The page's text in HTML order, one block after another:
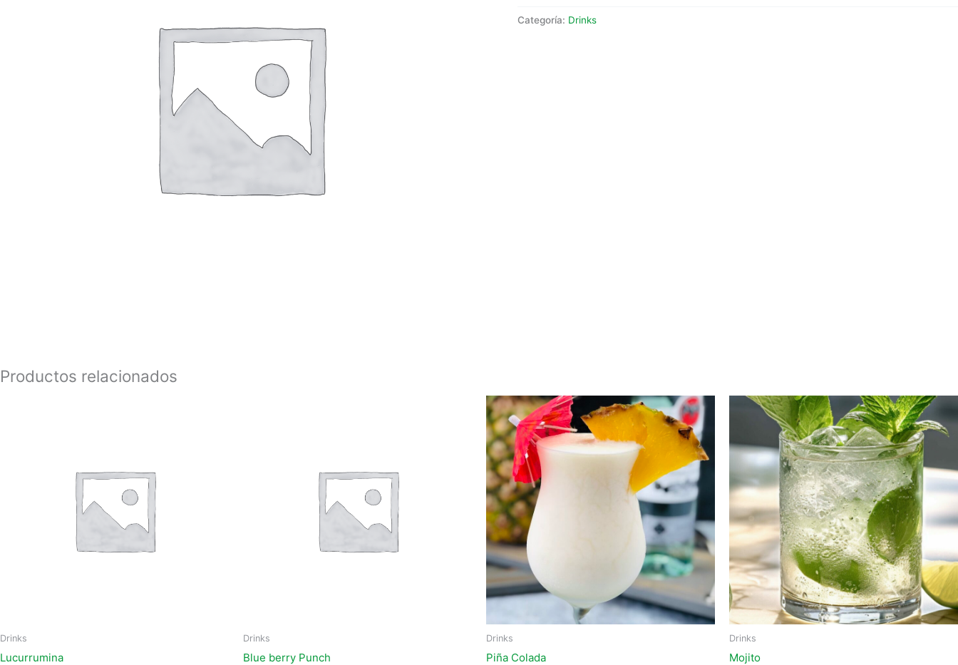
Categoría: Drinks
Productos relacionados
Drinks
Lucurrumina
Drinks
Blue berry Punch
Drinks
Piña Colada
Drinks
Mojito